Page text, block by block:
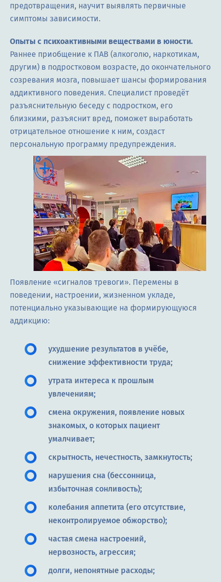
предотвращения, научит выявлять первичные
симптомы зависимости.
Опыты с психоактивными веществами в юности.
Раннее приобщение к ПАВ (алкоголю, наркотикам,
другим) в подростковом возрасте, до окончательного
созревания мозга, повышает шансы формирования
аддиктивного поведения. Специалист проведёт
разъяснительную беседу с подростком, его
близкими, разъяснит вред, поможет выработать
отрицательное отношение к ним, создаст
персональную программу предупреждения.
Появление «сигналов тревоги». Перемены в
поведении, настроении, жизненном укладе,
потенциально указывающие на формирующуюся
аддикцию:
ухудшение результатов в учёбе,
снижение эффективности труда;
утрата интереса к прошлым
увлечениям;
смена окружения, появление новых
знакомых, о которых пациент
умалчивает;
скрытность, нечестность, замкнутость;
нарушения сна (бессонница,
избыточная сонливость);
колебания аппетита (его отсутствие,
неконтролируемое обжорство);
частая смена настроений,
нервозность, агрессия;
долги, непонятные расходы;